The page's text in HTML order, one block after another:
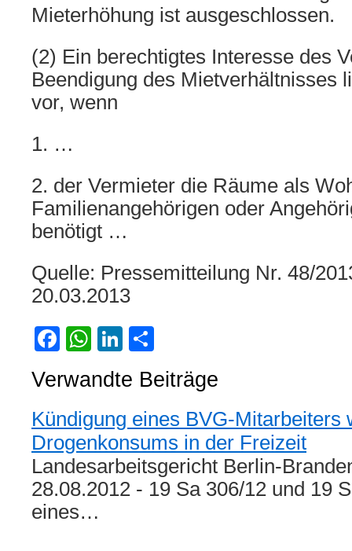
Mieterhöhung ist ausgeschlossen.
(2) Ein berechtigtes Interesse des
Beendigung des Mietverhältnisses
vor, wenn
1. …
2. der Vermieter die Räume als
Familienangehörigen oder
benötigt …
Quelle: Pressemitteilung Nr. 48/
20.03.2013
Facebook
WhatsApp
LinkedIn
Verwandte Beiträge
Kündigung eines BVG-Mitarbeiters
Drogenkonsums in der Freizeit
Landesarbeitsgericht Berlin-
28.08.2012 - 19 Sa 306/12 und 19
eines…